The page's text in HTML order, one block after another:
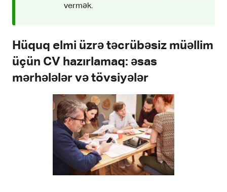
vermək.
Hüquq elmi üzrə təcrübəsiz müəllim
üçün CV hazırlamaq: əsas
mərhələlər və tövsiyələr